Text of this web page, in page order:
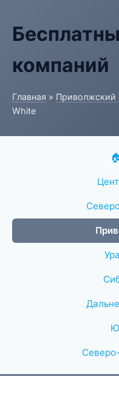
компаний
Главная » Приволжский
White